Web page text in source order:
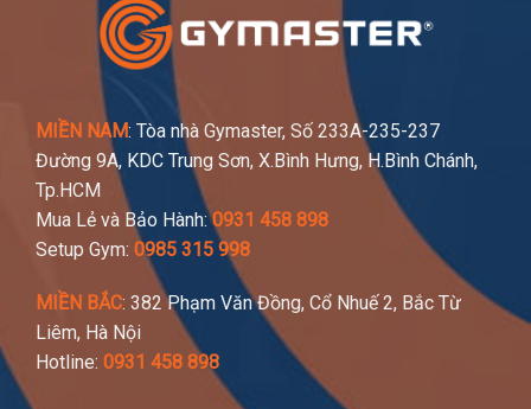
MIỀN NAM: Tòa nhà Gymaster, Số 233A-235-237
Đường 9A, KDC Trung Sơn, X.Bình Hưng, H.Bình Chánh,
Tp.HCM
Mua Lẻ và Bảo Hành:0931 458 898
Setup Gym: 0985 315 998
MIỀN BẮC: 382 Phạm Văn Đồng, Cổ Nhuế 2, Bắc Từ
Liêm, Hà Nội
Hotline: 0931 458 898